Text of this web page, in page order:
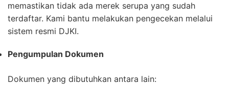
memastikan tidak ada merek serupa yang sudah
terdaftar. Kami bantu melakukan pengecekan melalui
sistem resmi DJKI.
Pengumpulan Dokumen
Dokumen yang dibutuhkan antara lain: